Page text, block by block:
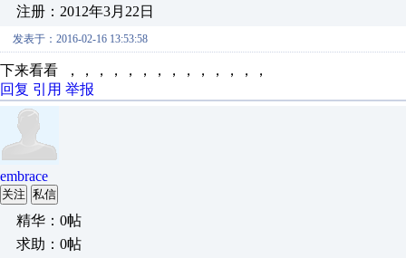
注册：2012年3月22日
发表于：2016-02-16 13:53:58
下来看看 ，，，，，，，，，，，，，，
回复 引用 举报
embrace
关注 私信
精华：0帖
求助：0帖